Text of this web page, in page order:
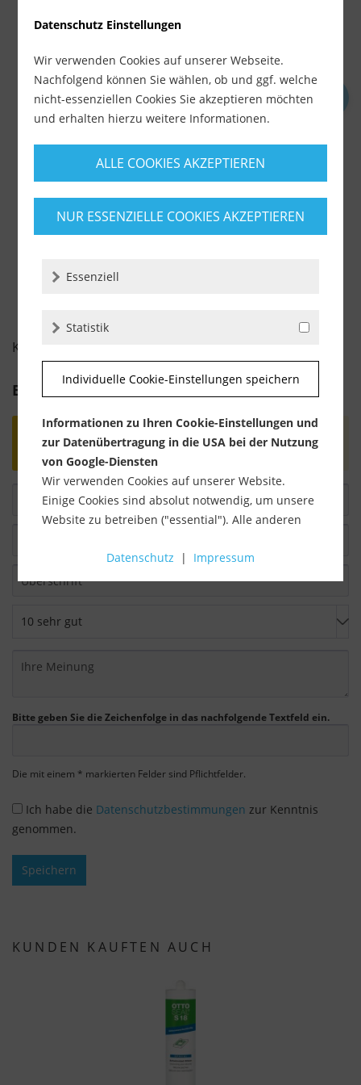
Otto Primer 1216 - für Naturstein (100 ml, 250...
- +
KUNDENBEWERTUNGEN FÜR
Bewertung schreiben
Bewertungen werden nach Überprüfung
freigeschaltet.
Bitte geben Sie die Zeichenfolge in das nachfolgende Textfeld ein.
Die mit einem * markierten Felder sind Pflichtfelder.
Ich habe die Datenschutzbestimmungen zur Kenntnis
genommen.
Speichern
KUNDEN KAUFTEN AUCH
Datenschutz Einstellungen
Wir verwenden Cookies auf unserer Webseite.
Nachfolgend können Sie wählen, ob und ggf. welche
nicht-essenziellen Cookies Sie akzeptieren möchten
und erhalten hierzu weitere Informationen.
ALLE COOKIES AKZEPTIEREN
NUR ESSENZIELLE COOKIES AKZEPTIEREN
Essenziell
Statistik
Individuelle Cookie-Einstellungen speichern
Informationen zu Ihren Cookie-Einstellungen und
zur Datenübertragung in die USA bei der Nutzung
von Google-Diensten
Wir verwenden Cookies auf unserer Website.
Einige Cookies sind absolut notwendig, um unsere
Website zu betreiben ("essential"). Alle anderen
Verwendung zustimmen (z. B. für Google Maps).
"nur wesentliche Cookies ", "alle Cookies
Einstellungen speichern" möchten.
essentiellen Cookies ist freiwillig. Sie können Ihre
Informationen finden Sie in unseren
Wir nutzen Google Analytics, um eine
kontinuierliche Analyse und statistische
übermittelt und die besuchten Seiten, die
zur Profilbildung und zur Verknüpfung mit
anderen Nutzungsdaten verwendet werden.
Indem Sie das mit den Google-Diensten
Datenschutz | Impressum